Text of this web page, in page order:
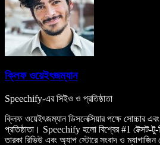
ক্লিফ ওয়েইৎজম্যান
Speechify-এর সিইও ও প্রতিষ্ঠাতা
ক্লিফ ওয়েইৎজম্যান ডিসলেক্সিয়ার পক্ষে সোচ্চার
প্রতিষ্ঠাতা। Speechify হলো বিশ্বের #1
তারকা রিভিউ এবং অ্যাপ স্টোরে সংবাদ ও